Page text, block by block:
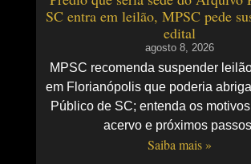
SC entra em leilão, MPSC pede
edital
agosto 8, 2026
MPSC recomenda suspender
em Florianópolis que poderia
Público de SC; entenda os
acervo e próximos
Saiba mais »